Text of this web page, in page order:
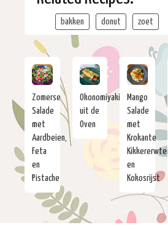
bakken donut zoet
Zomerse
Salade
met
Aardbeien,
Feta
en
Pistache
Okonomiyaki
uit de
Oven
Mango
Salade
met
Krokante
Kikkererwten
en
Kokosrijst